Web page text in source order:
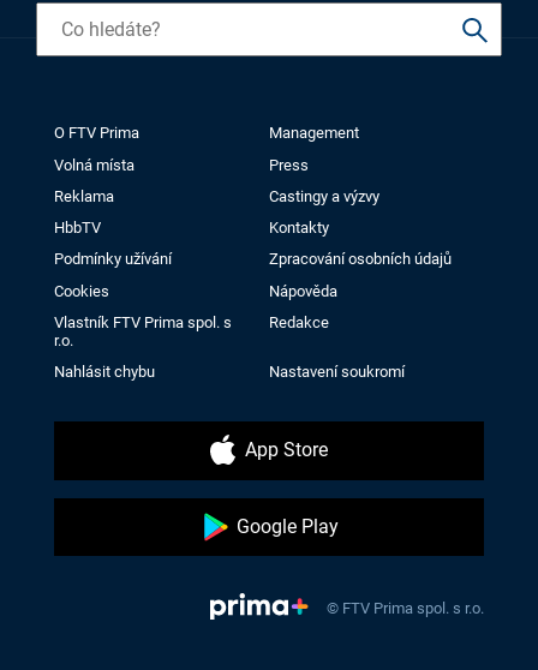
O FTV Prima
Management
Volná místa
Press
Reklama
Castingy a výzvy
HbbTV
Kontakty
Podmínky užívání
Zpracování osobních údajů
Cookies
Nápověda
Vlastník FTV Prima spol. s
r.o.
Redakce
Nahlásit chybu Nastavení soukromí
App Store
Google Play
© FTV Prima spol. s r.o.